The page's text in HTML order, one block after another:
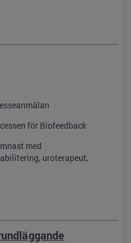
för Biofeedback
med
uroterapeut,